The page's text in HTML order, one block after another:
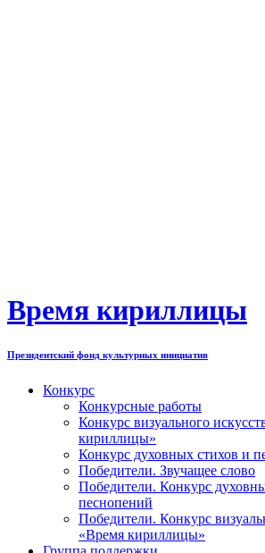
Время кириллицы
Президентский фонд культурных инициатив
Конкурс
Конкурсные работы
Конкурс визуального
кириллицы»
Конкурс духовных стихов и
Победители. Звучащее слово
Победители. Конкурс
песнопений
Победители. Конкурс
«Время кириллицы»